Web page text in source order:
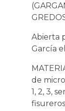
Abierta
García
de
1, 2, 3,